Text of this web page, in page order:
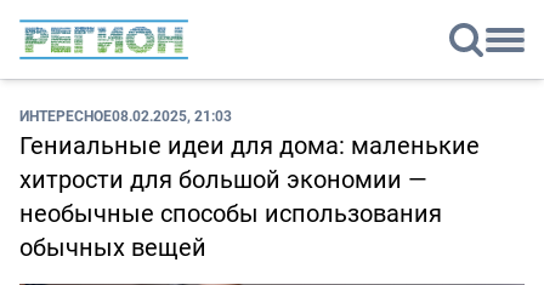
ИНТЕРЕСНОЕ08.02.2025, 21:03
Гениальные идеи для дома: маленькие
хитрости для большой экономии —
необычные способы использования
обычных вещей